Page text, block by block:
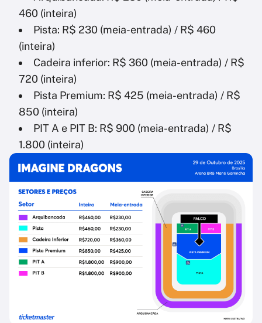
460 (inteira)
Pista: R$ 230 (meia-entrada) / R$ 460
(inteira)
Cadeira inferior: R$ 360 (meia-entrada) / R$
720 (inteira)
Pista Premium: R$ 425 (meia-entrada) / R$
850 (inteira)
PIT A e PIT B: R$ 900 (meia-entrada) / R$
1.800 (inteira)